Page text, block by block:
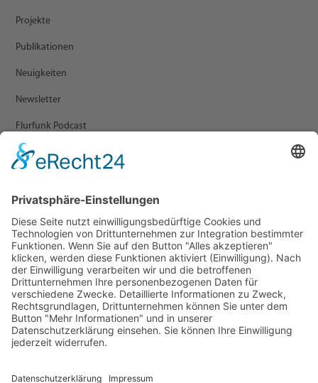
Projekte
Publikationen
Neuigkeiten
Newsletter
Flurfunk Podcast
Presse
Veranstaltungen
Newsletter Archiv
RECHTLICHES
Impressum